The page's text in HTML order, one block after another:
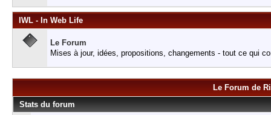
IWL - In Web Life
Le Forum
Mises à jour, idées, propositions, changements - tout ce qui
Le Forum de
Stats du forum